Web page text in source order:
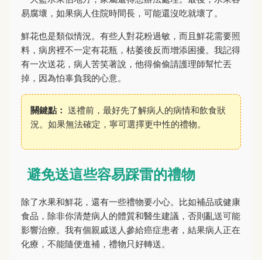
易腐壞，如果病人住院時間長，可能還沒吃就壞了。
鮮花也是類似情況。有些人對花粉過敏，而且鮮花需要照
料，病房裡不一定有花瓶，枯萎後反而增添困擾。我記得
有一次送花，病人苦笑著說，他得偷偷請護理師幫忙丟
掉，因為怕辜負我的心意。
關鍵點： 送禮前，最好先了解病人的病情和飲食狀
況。如果無法確定，寧可選擇更中性的禮物。
避免送這些容易踩雷的禮物
除了水果和鮮花，還有一些禮物要小心。比如補品或健康
食品，除非你清楚病人的體質和醫生建議，否則亂送可能
影響治療。我有個親戚送人參給癌症患者，結果病人正在
化療，不能隨便進補，禮物只好轉送。